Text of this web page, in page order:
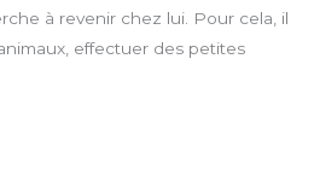
à revenir chez lui. Pour cela, il
effectuer des petites